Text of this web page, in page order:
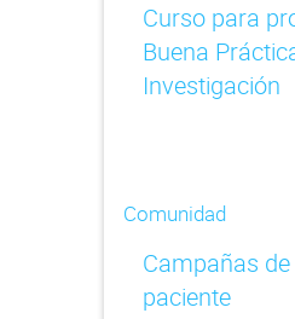
Curso para
Buena
Investigación
Comunidad
Campañas
paciente